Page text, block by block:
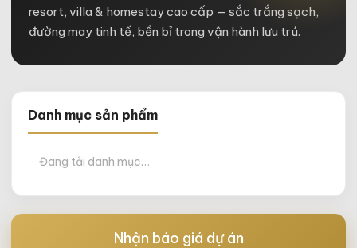
resort, villa & homestay cao cấp — sắc trắng sạch,
đường may tinh tế, bền bỉ trong vận hành lưu trú.
Danh mục sản phẩm
Đang tải danh mục…
Nhận báo giá dự án